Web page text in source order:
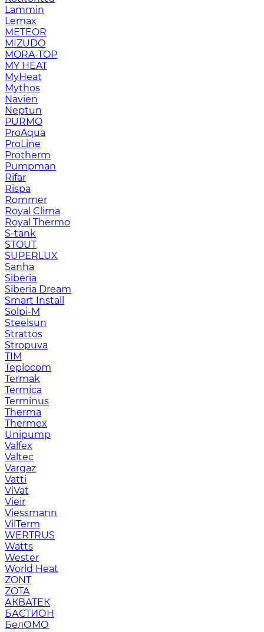
Lammin
Lemax
METEOR
MIZUDO
MORA-TOP
MY HEAT
MyHeat
Mythos
Navien
Neptun
PURMO
ProAqua
ProLine
Protherm
Pumpman
Rifar
Rispa
Rommer
Royal Clima
Royal Thermo
S-tank
STOUT
SUPERLUX
Sanha
Siberia
Siberia Dream
Smart Install
Solpi-M
Steelsun
Strattos
Stropuva
TIM
Teplocom
Termak
Termica
Terminus
Therma
Thermex
Unipump
Valfex
Valtec
Vargaz
Vatti
ViVat
Vieir
Viessmann
VilTerm
WERTRUS
Watts
Wester
World Heat
ZONT
ZOTA
АКВАТЕК
БАСТИОН
БелОМО